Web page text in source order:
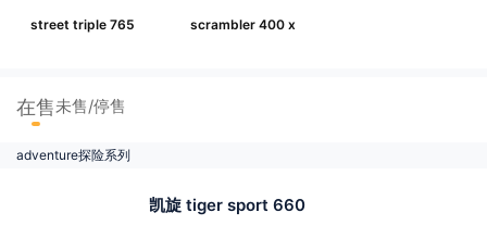
street triple 765 scrambler 400 x
在售未售/停售
adventure探险系列
凯旋 tiger sport 660